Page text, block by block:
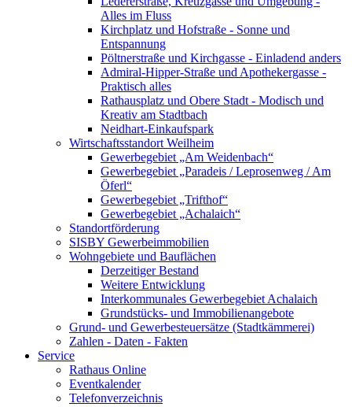
Alles im Fluss
Kirchplatz und Hofstraße - Sonne und
Entspannung
Pöltnerstraße und Kirchgasse - Einladend anders
Admiral-Hipper-Straße und Apothekergasse -
Praktisch alles
Rathausplatz und Obere Stadt - Modisch und
Kreativ am Stadtbach
Neidhart-Einkaufspark
Wirtschaftsstandort Weilheim
Gewerbegebiet „Am Weidenbach“
Gewerbegebiet „Paradeis / Leprosenweg / Am
Öferl“
Gewerbegebiet „Trifthof“
Gewerbegebiet „Achalaich“
Standortförderung
SISBY Gewerbeimmobilien
Wohngebiete und Bauflächen
Derzeitiger Bestand
Weitere Entwicklung
Interkommunales Gewerbegebiet Achalaich
Grundstücks- und Immobilienangebote
Grund- und Gewerbesteuersätze (Stadtkämmerei)
Zahlen - Daten - Fakten
Service
Rathaus Online
Eventkalender
Telefonverzeichnis